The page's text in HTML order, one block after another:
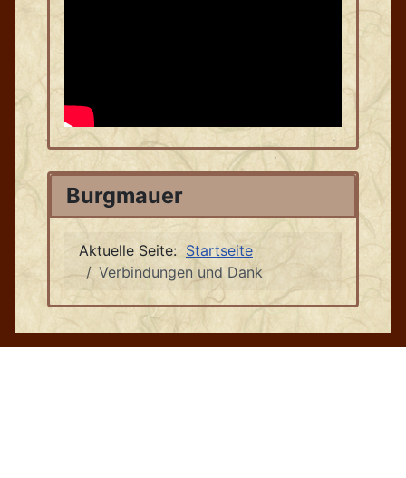
Burgmauer
Aktuelle Seite: Startseite
Verbindungen und Dank